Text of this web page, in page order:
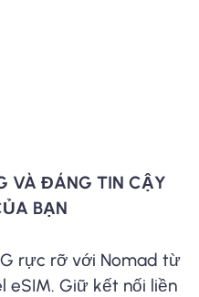
VÀ ĐÁNG TIN CẬY
BẠN
rực rỡ với Nomad từ
eSIM. Giữ kết nối liền